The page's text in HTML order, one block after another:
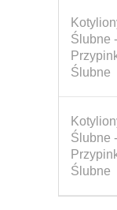
Ślubne -
Ślubne
Ślubne -
Ślubne